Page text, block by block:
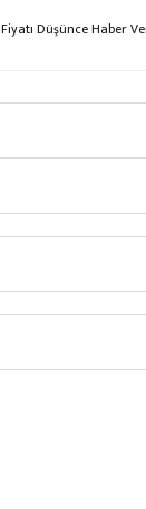
Fiyatı Düşünce Haber